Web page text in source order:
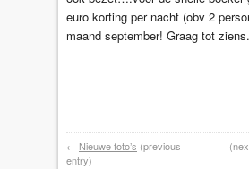
euro korting per nacht (obv 2
maand september! Graag tot ziens.
← Nieuwe foto’s (previous
entry)